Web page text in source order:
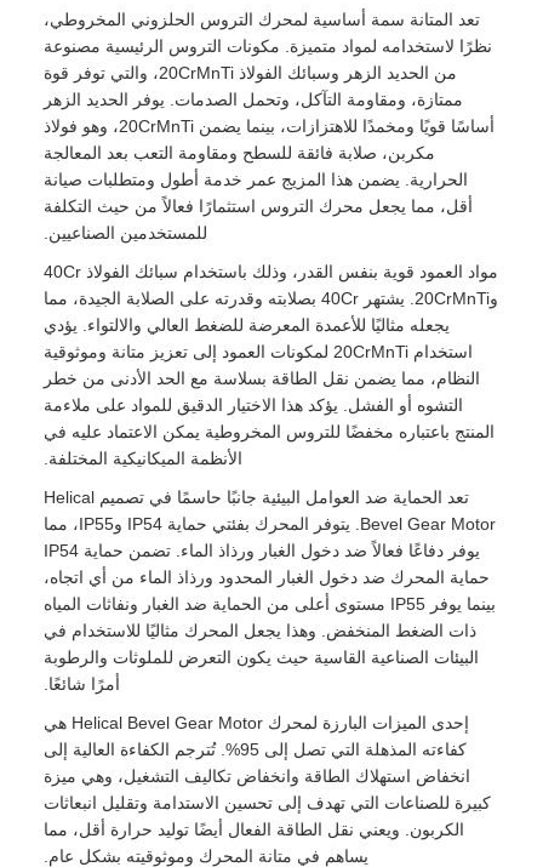
تعد المتانة سمة أساسية لمحرك التروس الحلزوني المخروطي،
نظرًا لاستخدامه لمواد متميزة. مكونات التروس الرئيسية مصنوعة
من الحديد الزهر وسبائك الفولاذ 20CrMnTi، والتي توفر قوة
ممتازة، ومقاومة التآكل، وتحمل الصدمات. يوفر الحديد الزهر
أساسًا قويًا ومخمدًا للاهتزازات، بينما يضمن 20CrMnTi، وهو فولاذ
مكربن، صلابة فائقة للسطح ومقاومة التعب بعد المعالجة
الحرارية. يضمن هذا المزيج عمر خدمة أطول ومتطلبات صيانة
أقل، مما يجعل محرك التروس استثمارًا فعالاً من حيث التكلفة
للمستخدمين الصناعيين.
مواد العمود قوية بنفس القدر، وذلك باستخدام سبائك الفولاذ 40Cr
و20CrMnTi. يشتهر 40Cr بصلابته وقدرته على الصلابة الجيدة، مما
يجعله مثاليًا للأعمدة المعرضة للضغط العالي والالتواء. يؤدي
استخدام 20CrMnTi لمكونات العمود إلى تعزيز متانة وموثوقية
النظام، مما يضمن نقل الطاقة بسلاسة مع الحد الأدنى من خطر
التشوه أو الفشل. يؤكد هذا الاختيار الدقيق للمواد على ملاءمة
المنتج باعتباره مخفضًا للتروس المخروطية يمكن الاعتماد عليه في
الأنظمة الميكانيكية المختلفة.
تعد الحماية ضد العوامل البيئية جانبًا حاسمًا في تصميم Helical
Bevel Gear Motor. يتوفر المحرك بفئتي حماية IP54 وIP55، مما
يوفر دفاعًا فعالاً ضد دخول الغبار ورذاذ الماء. تضمن حماية IP54
حماية المحرك ضد دخول الغبار المحدود ورذاذ الماء من أي اتجاه،
بينما يوفر IP55 مستوى أعلى من الحماية ضد الغبار ونفاثات المياه
ذات الضغط المنخفض. وهذا يجعل المحرك مثاليًا للاستخدام في
البيئات الصناعية القاسية حيث يكون التعرض للملوثات والرطوبة
أمرًا شائعًا.
إحدى الميزات البارزة لمحرك Helical Bevel Gear Motor هي
كفاءته المذهلة التي تصل إلى 95%. تُترجم الكفاءة العالية إلى
انخفاض استهلاك الطاقة وانخفاض تكاليف التشغيل، وهي ميزة
كبيرة للصناعات التي تهدف إلى تحسين الاستدامة وتقليل انبعاثات
الكربون. ويعني نقل الطاقة الفعال أيضًا توليد حرارة أقل، مما
يساهم في متانة المحرك وموثوقيته بشكل عام.